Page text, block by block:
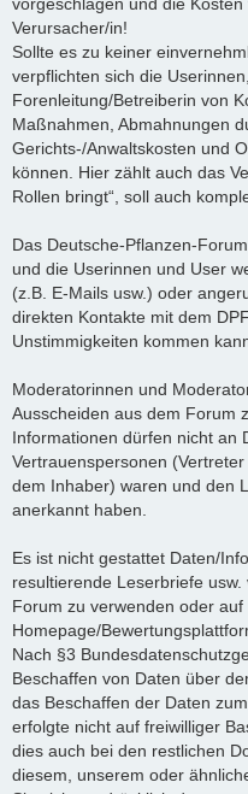
Verursacher/in!
Sollte es zu keiner
verpflichten sich die
Forenleitung/Betreiberin von
Maßnahmen, Abmahnungen
Gerichts-/Anwaltskosten und
können. Hier zählt auch das
Rollen bringt“, soll auch
Das Deutsche-Pflanzen-
und die Userinnen und User
(z.B. E-Mails usw.) oder
direkten Kontakte mit dem
Unstimmigkeiten kommen
Moderatorinnen und
Ausscheiden aus dem Forum
Informationen dürfen nicht an
Vertrauenspersonen
dem Inhaber) waren und den
anerkannt haben.
Es ist nicht gestattet Daten/
resultierende Leserbriefe
Forum zu verwenden oder auf
Homepage/
Nach §3
Beschaffen von Daten über
das Beschaffen der Daten
erfolgte nicht auf freiwilliger
dies auch bei den restlichen
diesem, unserem oder